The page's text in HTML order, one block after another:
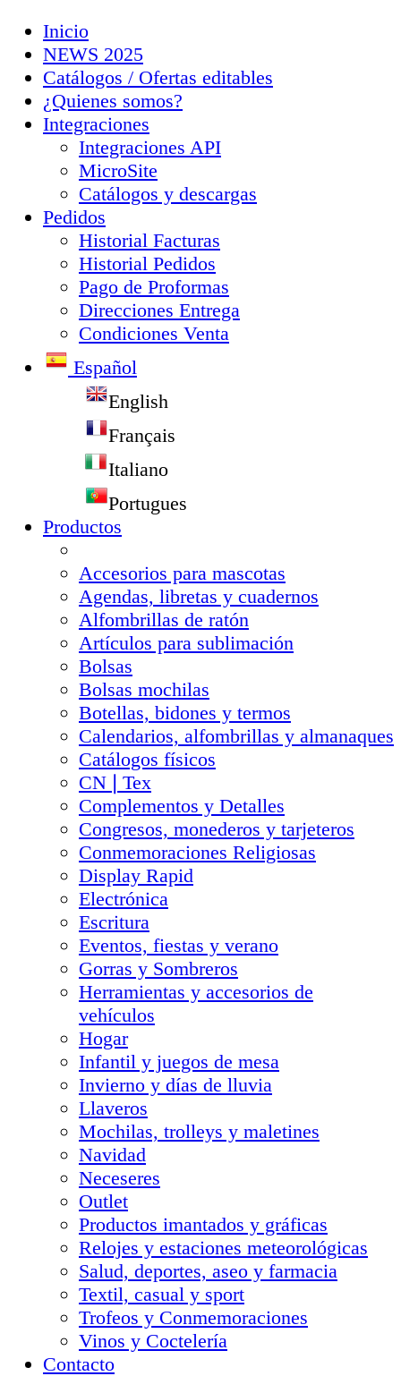
Inicio
NEWS 2025
Catálogos / Ofertas editables
¿Quienes somos?
Integraciones
Integraciones API
MicroSite
Catálogos y descargas
Pedidos
Historial Facturas
Historial Pedidos
Pago de Proformas
Direcciones Entrega
Condiciones Venta
Español
English
Français
Italiano
Portugues
Productos
Accesorios para mascotas
Agendas, libretas y cuadernos
Alfombrillas de ratón
Artículos para sublimación
Bolsas
Bolsas mochilas
Botellas, bidones y termos
Calendarios, alfombrillas y almanaques
Catálogos físicos
CN❘Tex
Complementos y Detalles
Congresos, monederos y tarjeteros
Conmemoraciones Religiosas
Display Rapid
Electrónica
Escritura
Eventos, fiestas y verano
Gorras y Sombreros
Herramientas y accesorios de
vehículos
Hogar
Infantil y juegos de mesa
Invierno y días de lluvia
Llaveros
Mochilas, trolleys y maletines
Navidad
Neceseres
Outlet
Productos imantados y gráficas
Relojes y estaciones meteorológicas
Salud, deportes, aseo y farmacia
Textil, casual y sport
Trofeos y Conmemoraciones
Vinos y Coctelería
Contacto